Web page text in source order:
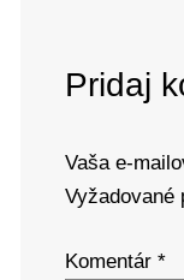
Pridaj
Vaša e-
Vyžadované
Komentár *